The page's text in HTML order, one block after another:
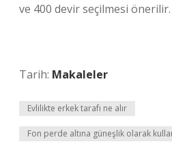
ve 400 devir seçilmesi önerilir.
Tarih: Makaleler
Evlilikte erkek tarafı ne alır
Fon perde altına güneşlik olarak